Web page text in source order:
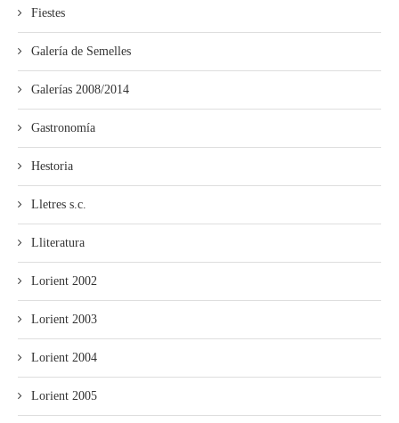
Fiestes
Galería de Semelles
Galerías 2008/2014
Gastronomía
Hestoria
Lletres s.c.
Lliteratura
Lorient 2002
Lorient 2003
Lorient 2004
Lorient 2005